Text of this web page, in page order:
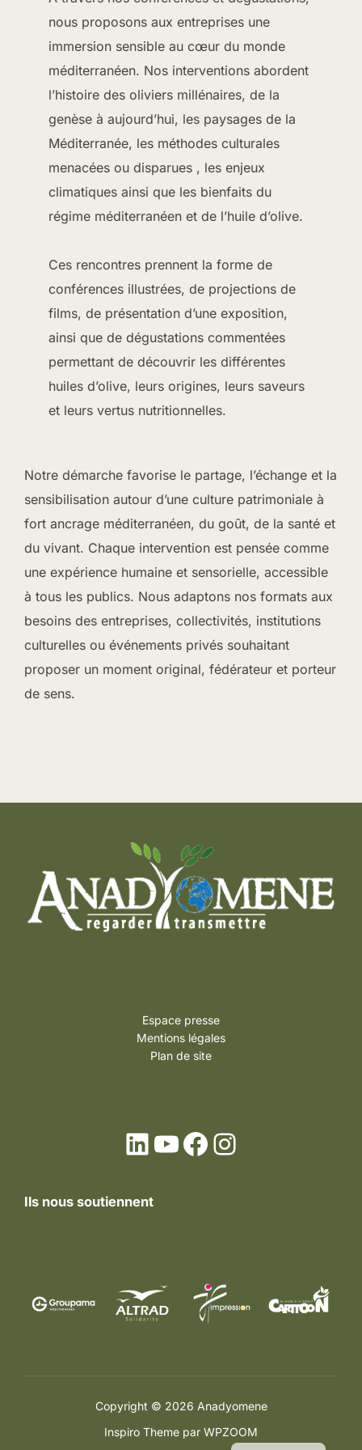
nous proposons aux entreprises une
immersion sensible au cœur du monde
méditerranéen. Nos interventions abordent
l’histoire des oliviers millénaires, de la
genèse à aujourd’hui, les paysages de la
Méditerranée, les méthodes culturales
menacées ou disparues , les enjeux
climatiques ainsi que les bienfaits du
régime méditerranéen et de l’huile d’olive.
Ces rencontres prennent la forme de
conférences illustrées, de projections de
films, de présentation d’une exposition,
ainsi que de dégustations commentées
permettant de découvrir les différentes
huiles d’olive, leurs origines, leurs saveurs
et leurs vertus nutritionnelles.
Notre démarche favorise le partage, l’échange et la
sensibilisation autour d’une culture patrimoniale à
fort ancrage méditerranéen, du goût, de la santé et
du vivant. Chaque intervention est pensée comme
une expérience humaine et sensorielle, accessible
à tous les publics. Nous adaptons nos formats aux
besoins des entreprises, collectivités, institutions
culturelles ou événements privés souhaitant
proposer un moment original, fédérateur et porteur
de sens.
Espace presse
Mentions légales
Plan de site
LinkedIn
YouTube
Facebook
Instagram
Ils nous soutiennent
Copyright © 2026 Anadyomene
Inspiro Theme par WPZOOM